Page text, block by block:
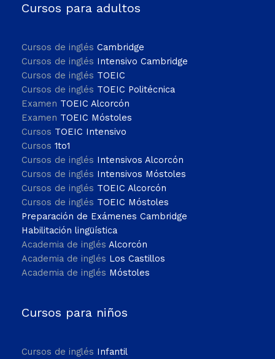
Cursos para adultos
Cursos de inglés Cambridge
Cursos de inglés Intensivo Cambridge
Cursos de inglés TOEIC
Cursos de inglés TOEIC Politécnica
Examen TOEIC Alcorcón
Examen TOEIC Móstoles
Cursos TOEIC Intensivo
Cursos 1to1
Cursos de inglés Intensivos Alcorcón
Cursos de inglés Intensivos Móstoles
Cursos de inglés TOEIC Alcorcón
Cursos de inglés TOEIC Móstoles
Preparación de Exámenes Cambridge
Habilitación lingüística
Academia de inglés Alcorcón
Academia de inglés Los Castillos
Academia de inglés Móstoles
Cursos para niños
Cursos de inglés Infantil